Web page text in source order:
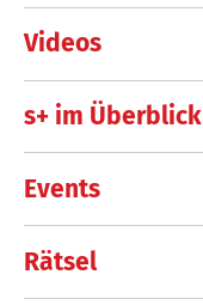
Videos
s+ im Überblick
Events
Rätsel